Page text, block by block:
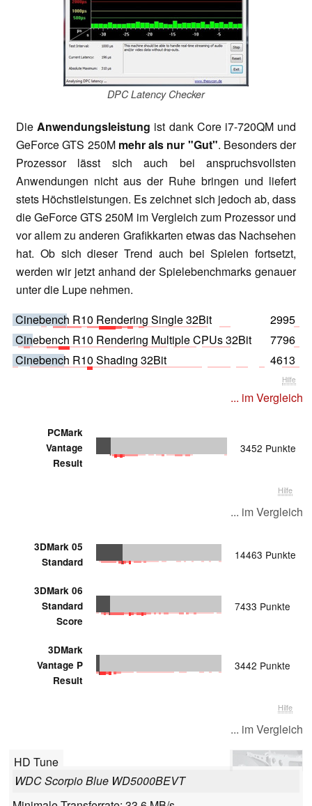
DPC Latency Checker
DieAnwendungsleistung ist dank Core i7-720QM und
GeForce GTS 250M mehr als nur "Gut". Besonders der
Prozessor lässt sich auch bei anspruchsvollsten
Anwendungen nicht aus der Ruhe bringen und liefert
stets Höchstleistungen. Es zeichnet sich jedoch ab, dass
die GeForce GTS 250M im Vergleich zum Prozessor und
vor allem zu anderen Grafikkarten etwas das Nachsehen
hat. Ob sich dieser Trend auch bei Spielen fortsetzt,
werden wir jetzt anhand der Spielebenchmarks genauer
unter die Lupe nehmen.
Cinebench R10 Rendering Single 32Bit
2995
Cinebench R10 Rendering Multiple CPUs 32Bit
7796
Cinebench R10 Shading 32Bit
4613
Hilfe
... im Vergleich
PCMark
Vantage
Result
3452 Punkte
Hilfe
... im Vergleich
3DMark 05
Standard
14463 Punkte
3DMark 06
Standard
Score
7433 Punkte
3DMark
Vantage P
Result
3442 Punkte
Hilfe
... im Vergleich
HD Tune
WDC Scorpio Blue WD5000BEVT